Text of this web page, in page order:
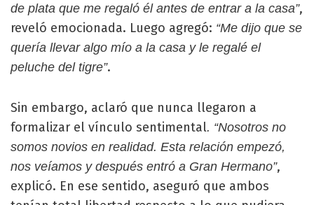
de plata que me regaló él antes de entrar a la casa”,
reveló emocionada. Luego agregó: “Me dijo que se
quería llevar algo mío a la casa y le regalé el
peluche del tigre”.
Sin embargo, aclaró que nunca llegaron a
formalizar el vínculo sentimental. “Nosotros no
somos novios en realidad. Esta relación empezó,
nos veíamos y después entró a Gran Hermano”,
explicó. En ese sentido, aseguró que ambos